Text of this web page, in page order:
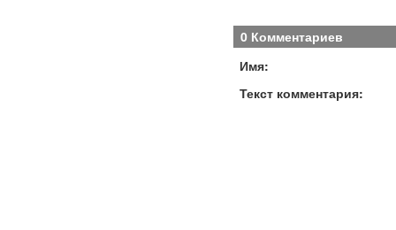
0 Комментариев
Имя:
Текст комментария: